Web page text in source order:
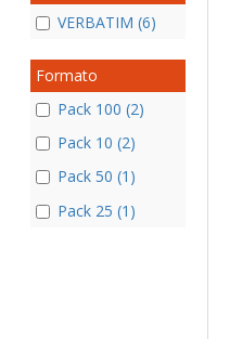
VERBATIM (6)
Formato
Pack 100 (2)
Pack 10 (2)
Pack 50 (1)
Pack 25 (1)